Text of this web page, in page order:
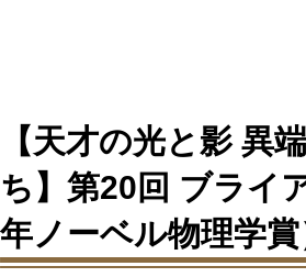
【天才の光と影 異
ち】第20回 ブライ
年ノーベル物理学賞